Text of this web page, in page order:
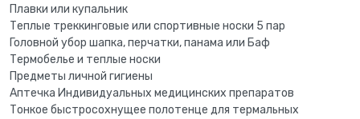
Плавки или купальник
Теплые треккинговые или спортивные носки 5 пар
Головной убор шапка, перчатки, панама или Баф
Термобелье и теплые носки
Предметы личной гигиены
Аптечка Индивидуальных медицинских препаратов
Тонкое быстросохнущее полотенце для термальных